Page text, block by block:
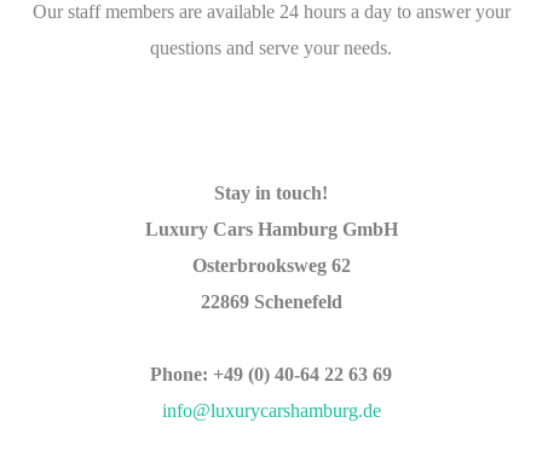
Our staff members are available 24 hours a day to answer your
questions and serve your needs.
Stay in touch!
Luxury Cars Hamburg GmbH
Osterbrooksweg 62
22869 Schenefeld
Phone: +49 (0) 40-64 22 63 69
info@luxurycarshamburg.de